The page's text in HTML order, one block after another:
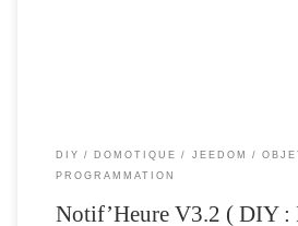
DIY DOMOTIQUE JEEDOM
PROGRAMMATION
Notif’Heure V3.2 ( DIY :